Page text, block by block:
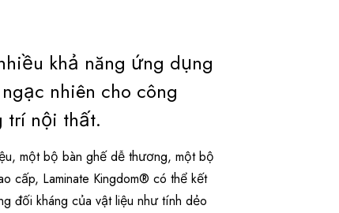
khả năng ứng dụng
nhiên cho công
trí nội thất.
một bộ bàn ghế dễ thương, một bộ
cấp, Laminate Kingdom® có thể kết
đối kháng của vật liệu như tính dẻo